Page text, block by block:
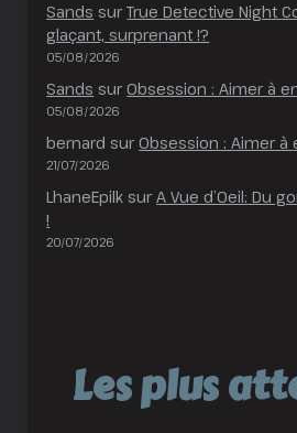
Sands surTrue Detective Night
glaçant, surprenant !?
05/08/2026
Sands surObsession : Aimer à
05/08/2026
bernard surObsession : Aimer à
21/07/2026
LhaneEpilk surA Vue d’Oeil: Du
!
20/07/2026
Les plus